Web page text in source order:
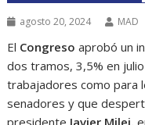
agosto 20, 2024 MAD
El Congreso aprobó un
dos tramos, 3,5% en
trabajadores como para
senadores y que